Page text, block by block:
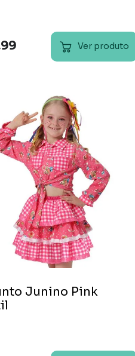
99 Ver produto
Junino Pink